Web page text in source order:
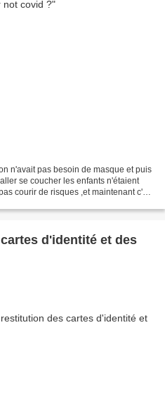
n'avait pas besoin de masque et puis
se coucher les enfants n'étaient
courir de risques ,et maintenant c'est
d'identité et des